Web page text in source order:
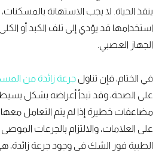
ينقذ الحياة. لا يجب الاستهانة بالمسكنات،
استخدامها قد يؤدي إلى تلف الكبد أو
الجهاز العصبي.
في الختام، فإن تناول جرعة زائدة من
على الصحة، وقد تبدأ أعراضه بشكل بسيط
مضاعفات خطيرة إذا لم يتم التعامل معها
على العلامات، والالتزام بالجرعات
الطبية فور الشك في وجود جرعة زائدة،